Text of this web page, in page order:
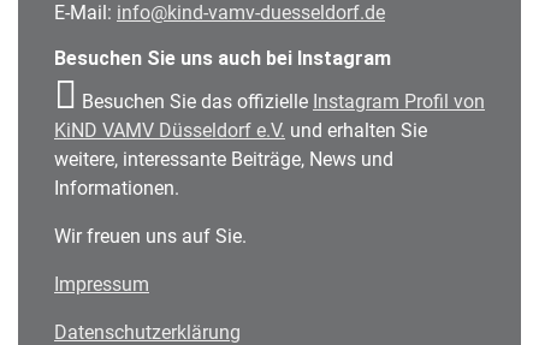
E-Mail: info@kind-vamv-duesseldorf.de
Besuchen Sie uns auch bei Instagram
Besuchen Sie das offizielle Instagram Profil von
KiND VAMV Düsseldorf e.V. und erhalten Sie
weitere, interessante Beiträge, News und
Informationen.
Wir freuen uns auf Sie.
Impressum
Datenschutzerklärung